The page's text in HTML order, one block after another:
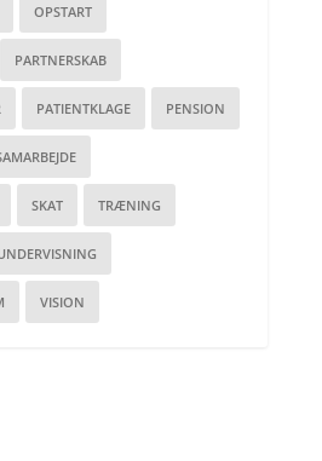
OPSTART
PARTNERSKAB
PATIENTKLAGE PENSION
SKAT TRÆNING
VISION